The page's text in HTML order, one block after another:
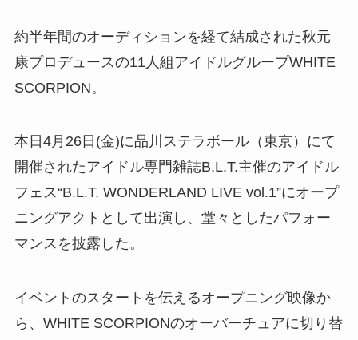
約半年間のオーディションを経て結成された秋元
康プロデュースの11人組アイドルグループWHITE
SCORPION。
本日4月26日(金)に品川ステラボール（東京）にて
開催されたアイドル専門雑誌B.L.T.主催のアイドル
フェス“B.L.T. WONDERLAND LIVE vol.1”にオープ
ニングアクトとして出演し、堂々としたパフォー
マンスを披露した。
イベントのスタートを伝えるオープニング映像か
ら、WHITE SCORPIONのオーバーチュアに切り替